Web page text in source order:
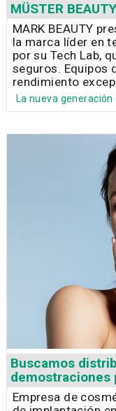
MÜSTER
MARK BEAUTY
la marca líder en
por su Tech Lab,
seguros. Equipos
rendimiento
La nueva generación
Buscamos
demostraciones
Empresa de